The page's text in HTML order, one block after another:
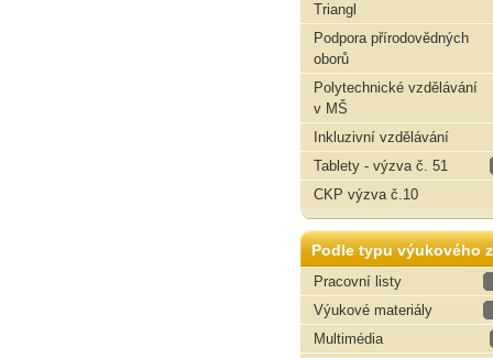
Triangl
Podpora přírodovědných
oborů
Polytechnické vzdělávání
v MŠ
Inkluzivní vzdělávání
Tablety - výzva č. 51
CKP výzva č.10
Podle typu výukového
Pracovní listy
Výukové materiály
Multimédia